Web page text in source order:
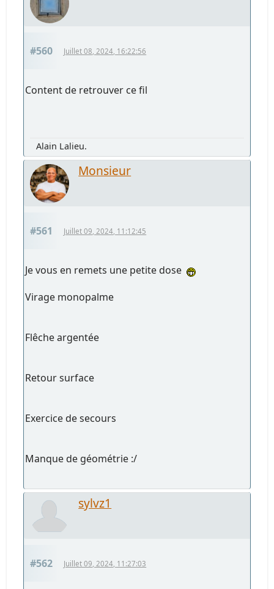
#560 Juillet 08, 2024, 16:22:56
Content de retrouver ce fil
Alain Lalieu.
Monsieur
#561 Juillet 09, 2024, 11:12:45
Je vous en remets une petite dose
Virage monopalme
Flêche argentée
Retour surface
Exercice de secours
Manque de géométrie :/
sylvz1
#562 Juillet 09, 2024, 11:27:03